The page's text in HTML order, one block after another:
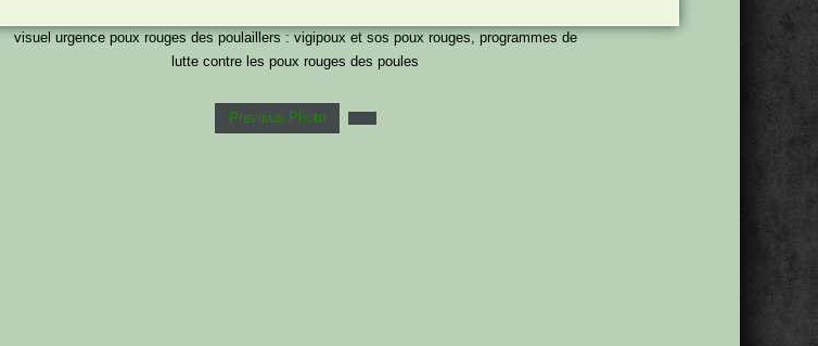
visuel urgence poux rouges des poulaillers : vigipoux et sos poux rouges, programmes de
lutte contre les poux rouges des poules
Previous Photo